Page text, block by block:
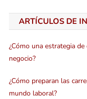
ARTÍCULOS DE
¿Cómo una estrategia
negocio?
¿Cómo preparan las
mundo laboral?